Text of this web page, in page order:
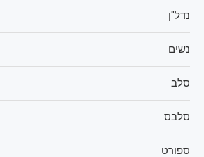
נדל"ן
נשים
סלב
סלבס
ספורט